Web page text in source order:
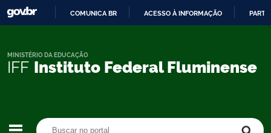
CONTEÚDO
COMUNICA BR ACESSO À INFORMAÇÃO
IFF Instituto Federal Fluminense
MINISTÉRIO DA EDUCAÇÃO